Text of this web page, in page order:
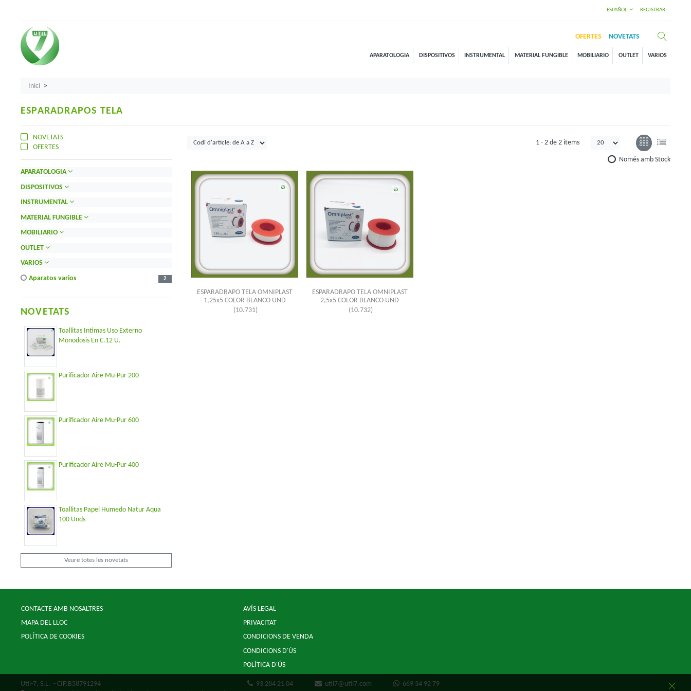
ESPAÑOL REGISTRAR
OFERTES NOVETATS
APARATOLOGIA DISPOSITIVOS INSTRUMENTAL MATERIAL FUNGIBLE MOBILIARIO OUTLET VARIOS
Inici
ESPARADRAPOS TELA
NOVETATS
OFERTES
APARATOLOGIA
DISPOSITIVOS
INSTRUMENTAL
MATERIAL FUNGIBLE
MOBILIARIO
OUTLET
VARIOS
aparatos varios
2
NOVETATS
Toallitas Intimas Uso Externo
Monodosis En C.12 U.
Purificador Aire Mu-Pur 200
Purificador Aire Mu-Pur 600
Purificador Aire Mu-Pur 400
Toallitas Papel Humedo Natur Aqua
100 Unds
Veure totes les novetats
1 - 2 de 2 items
Només amb Stock
ESPARADRAPO TELA OMNIPLAST
1,25x5 COLOR BLANCO UND
(10.731)
ESPARADRAPO TELA OMNIPLAST
2,5x5 COLOR BLANCO UND
(10.732)
CONTACTE AMB NOSALTRES
MAPA DEL LLOC
POLÍTICA DE COOKIES
AVÍS LEGAL
PRIVACITAT
CONDICIONS DE VENDA
CONDICIONS D'ÚS
POLÍTICA D'ÚS
Util-7, S.L. - CIF:B58791294
93 284 21 04 util7@util7.com 669 34 92 79